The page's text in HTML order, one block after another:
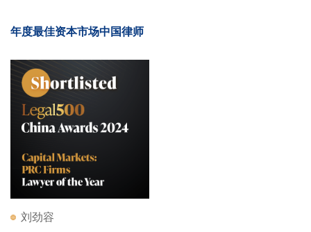
年度最佳资本市场中国律师
刘劲容